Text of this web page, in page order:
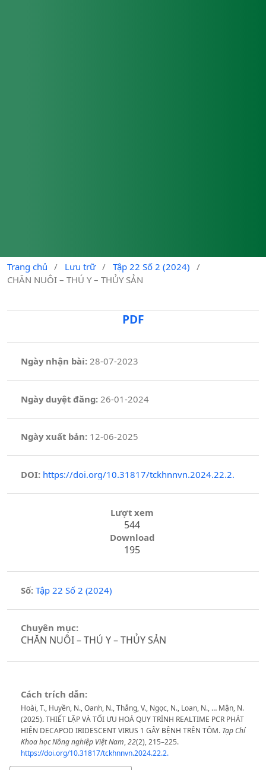
Trang chủ / Lưu trữ / Tập 22 Số 2 (2024)
/
CHĂN NUÔI – THÚ Y – THỦY SẢN
PDF
Ngày nhận bài: 28-07-2023
Ngày duyệt đăng:26-01-2024
Ngày xuất bản: 12-06-2025
DOI: https://doi.org/10.31817/tckhnnvn.2024.22.2.
Lượt xem
544
Download
195
Số: Tập 22 Số 2 (2024)
Chuyên mục:
CHĂN NUÔI – THÚ Y – THỦY SẢN
Cách trích dẫn:
Hoài, T., Huyền, N., Oanh, N., Thắng, V., Ngọc, N., Loan, N., … Mận, N.
(2025). THIẾT LẬP VÀ TỐI ƯU HOÁ QUY TRÌNH REALTIME PCR PHÁT
HIỆN DECAPOD IRIDESCENT VIRUS 1 GÂY BỆNH TRÊN TÔM. Tạp Chí
Khoa học Nông nghiệp Việt Nam,22(2), 215–225.
https://doi.org/10.31817/tckhnnvn.2024.22.2.